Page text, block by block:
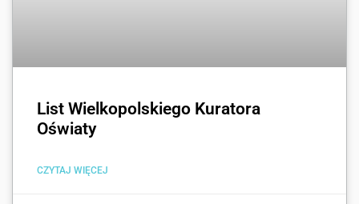
List Wielkopolskiego Kuratora
Oświaty
CZYTAJ WIĘCEJ